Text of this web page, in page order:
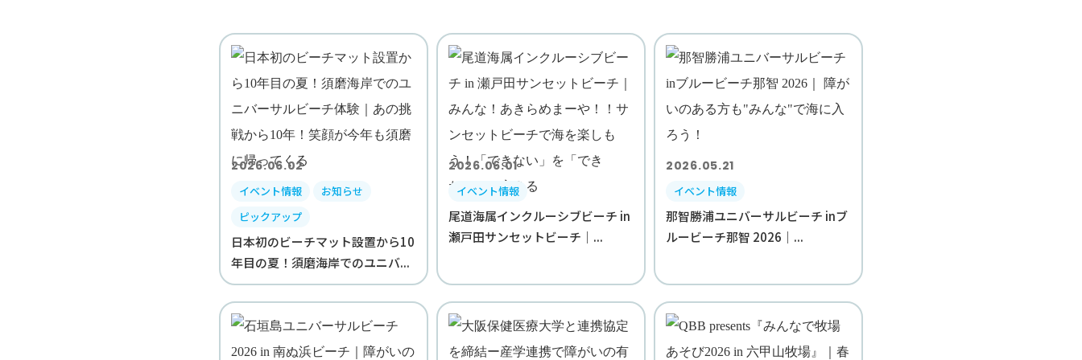
2026.06.02
イベント情報
お知らせ
ピックアップ
日本初のビーチマット設置から10
年目の夏！須磨海岸でのユニバ...
2026.06.01
イベント情報
尾道海属インクルーシブビーチ in
瀬戸田サンセットビーチ｜...
2026.05.21
イベント情報
那智勝浦ユニバーサルビーチ inブ
ルービーチ那智 2026｜...